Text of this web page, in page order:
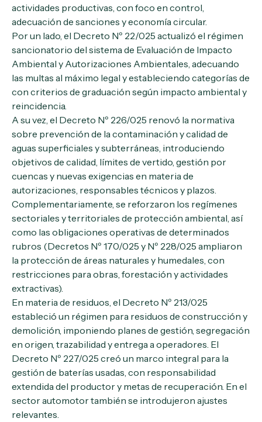
actividades productivas, con foco en control,
adecuación de sanciones y economía circular.
Por un lado, el Decreto Nº 22/025 actualizó el régimen
sancionatorio del sistema de Evaluación de Impacto
Ambiental y Autorizaciones Ambientales, adecuando
las multas al máximo legal y estableciendo categorías de
con criterios de graduación según impacto ambiental y
reincidencia.
A su vez, el Decreto Nº 226/025 renovó la normativa
sobre prevención de la contaminación y calidad de
aguas superficiales y subterráneas, introduciendo
objetivos de calidad, límites de vertido, gestión por
cuencas y nuevas exigencias en materia de
autorizaciones, responsables técnicos y plazos.
Complementariamente, se reforzaron los regímenes
sectoriales y territoriales de protección ambiental, así
como las obligaciones operativas de determinados
rubros (Decretos Nº 170/025 y Nº 228/025 ampliaron
la protección de áreas naturales y humedales, con
restricciones para obras, forestación y actividades
extractivas).
En materia de residuos, el Decreto Nº 213/025
estableció un régimen para residuos de construcción y
demolición, imponiendo planes de gestión, segregación
en origen, trazabilidad y entrega a operadores. El
Decreto Nº 227/025 creó un marco integral para la
gestión de baterías usadas, con responsabilidad
extendida del productor y metas de recuperación. En el
sector automotor también se introdujeron ajustes
relevantes.